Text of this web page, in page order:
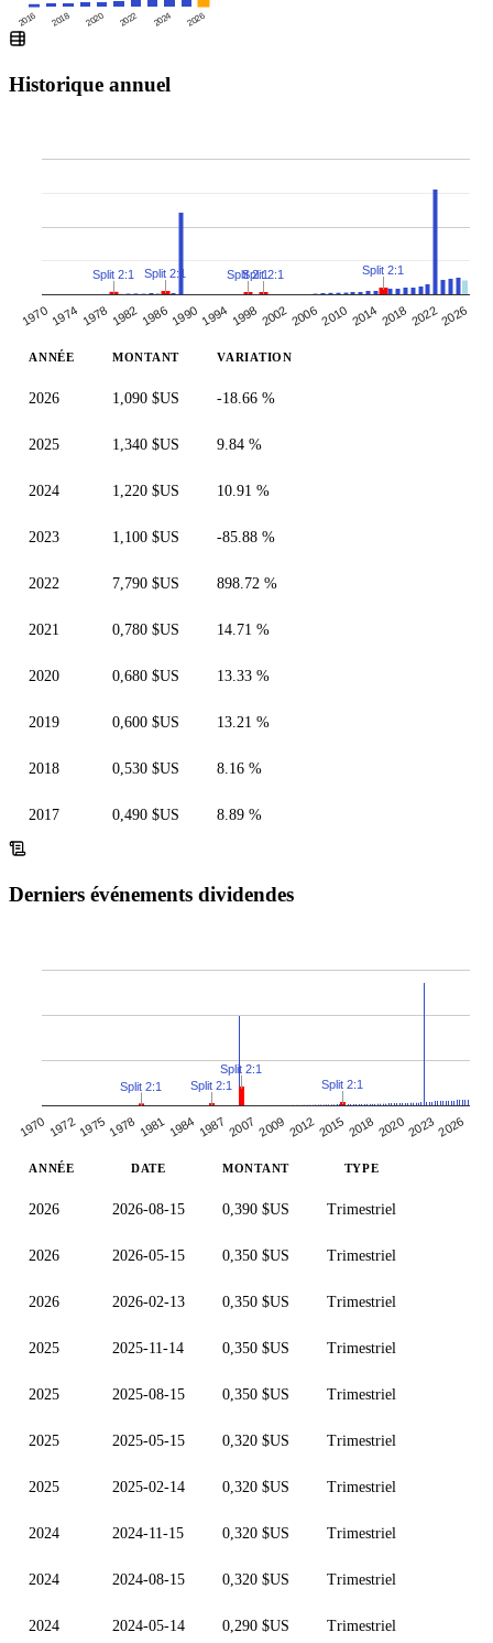
2016 2018 2020 2022 2024 2026
Historique annuel
1970 1974 1978 1982 1986 1990 1994 1998200220062010 2014 201820222026
Split 2:1 Split 2:1 Split 2:1
Split 2:1 Split 2:1
ANNÉE MONTANT VARIATION
2026 1,090 $US -18.66 %
2025 1,340 $US 9.84 %
2024 1,220 $US 10.91 %
2023 1,100 $US -85.88 %
2022 7,790 $US 898.72 %
2021 0,780 $US 14.71 %
2020 0,680 $US 13.33 %
2019 0,600 $US 13.21 %
2018 0,530 $US 8.16 %
2017 0,490 $US 8.89 %
Derniers événements dividendes
1970 19721975 1978 1981 1984 1987 2007 2009 20122015 2018202020232026
Split 2:1 Split 2:1
Split 2:1
Split 2:1
ANNÉE DATE MONTANT TYPE
2026 2026-08-15 0,390 $US Trimestriel
2026 2026-05-15 0,350 $US Trimestriel
2026 2026-02-13 0,350 $US Trimestriel
2025 2025-11-14 0,350 $US Trimestriel
2025 2025-08-15 0,350 $US Trimestriel
2025 2025-05-15 0,320 $US Trimestriel
2025 2025-02-14 0,320 $US Trimestriel
2024 2024-11-15 0,320 $US Trimestriel
2024 2024-08-15 0,320 $US Trimestriel
2024 2024-05-14 0,290 $US Trimestriel